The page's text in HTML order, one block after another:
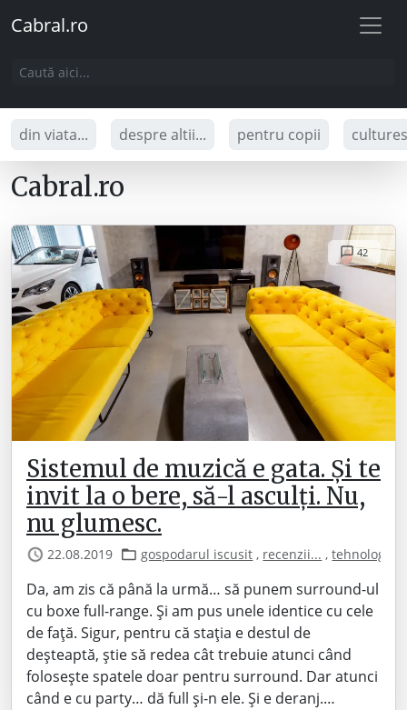
Cabral.ro
din viata... despre altii... pentru copii
Cabral.ro
42
Sistemul de muzică e gata. Și te
invit la o bere, să-l asculți. Nu,
nu glumesc.
22.08.2019 gospodarul iscusit , recenzii... ,tehnologie
Da, am zis că până la urmă… să punem surround-ul
cu boxe full-range. Și am pus unele identice cu cele
de față. Sigur, pentru că stația e destul de
deșteaptă, știe să redea cât trebuie atunci când
folosește spatele doar pentru surround. Dar atunci
când e cu party… dă full și-n ele. Și e deranj.…